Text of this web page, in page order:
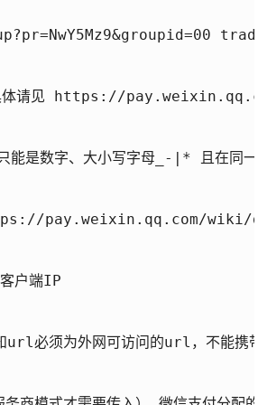
具体请见 https://
只能是数字、大小写字母_-|*
pay.weixin.qq.com/
户端IP
必须为外网可访问的url，不能